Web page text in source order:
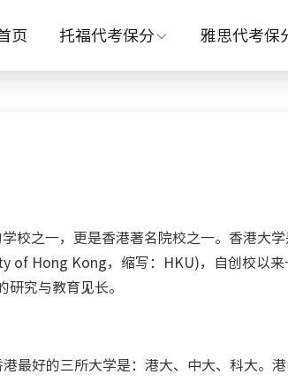
页 托福代考保分 雅思代考保
校之一，更是香港著名院校之一。香港大
of Hong Kong，缩写：HKU)，自创校以
研究与教育见长。
最好的三所大学是：港大、中大、科大。